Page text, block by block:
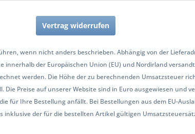
Vertrag widerrufen
wenn nicht anders beschrieben. Abhängig von der
der Europäischen Union (EU) und Nordirland
werden. Die Höhe der zu berechnenden Umsatzsteuer
Preise auf unserer Website sind in Euro ausgewiesen
für Ihre Bestellung anfällt. Bei Bestellungen aus dem EU-
der für die bestellten Artikel gültigen